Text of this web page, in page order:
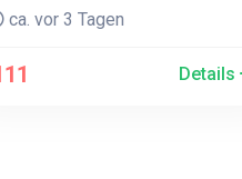
ca. vor 3 Tagen
Details